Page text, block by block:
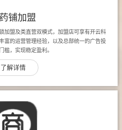
铺加盟
加盟及类直营双模式，加盟店可享有开云科
富的运营管理经验，以及总部统一的广告投
槛，实现稳定盈利。
了解详情